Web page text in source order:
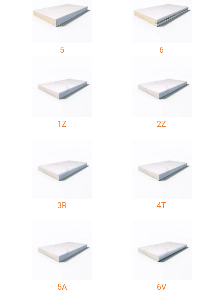
5 6
1Z 2Z
3R 4T
5A 6V